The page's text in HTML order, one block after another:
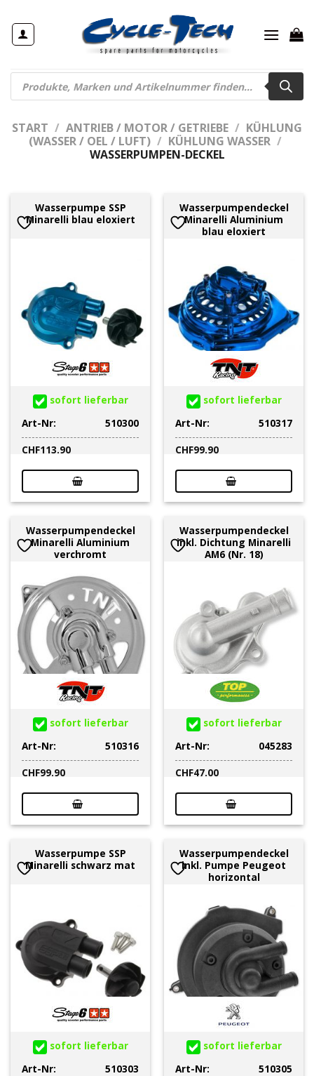
Inhalt
springen
Products
search
START / ANTRIEB / MOTOR / GETRIEBE / KÜHLUNG
(WASSER / OEL / LUFT) / KÜHLUNG WASSER /
WASSERPUMPEN-DECKEL
Wasserpumpe SSP
Minarelli blau eloxiert
sofort lieferbar
Art-Nr:
510300
CHF113.90
Wasserpumpendeckel
Minarelli Aluminium
blau eloxiert
sofort lieferbar
Art-Nr:
510317
CHF99.90
Wasserpumpendeckel
Minarelli Aluminium
verchromt
sofort lieferbar
Art-Nr:
510316
CHF99.90
Wasserpumpendeckel
inkl. Dichtung Minarelli
AM6 (Nr. 18)
sofort lieferbar
Art-Nr:
045283
CHF47.00
Wasserpumpe SSP
Minarelli schwarz mat
sofort lieferbar
Art-Nr:
510303
Wasserpumpendeckel
inkl. Pumpe Peugeot
horizontal
sofort lieferbar
Art-Nr:
510305